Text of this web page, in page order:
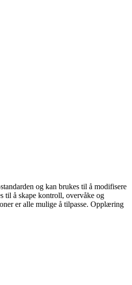
og kan brukes til å modifisere
til å skape kontroll, overvåke og
er alle mulige å tilpasse. Opplæring